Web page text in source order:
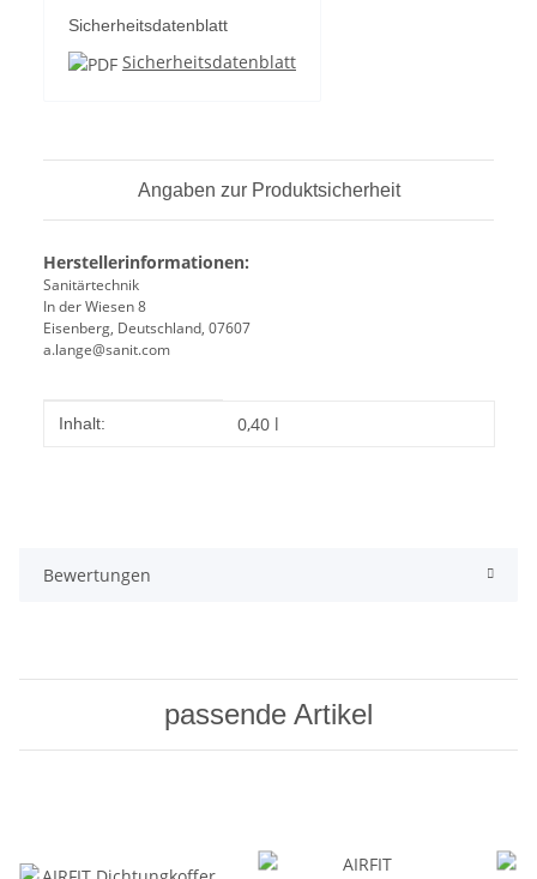
Sicherheitsdatenblatt
Sicherheitsdatenblatt
Angaben zur Produktsicherheit
Herstellerinformationen:
Sanitärtechnik
In der Wiesen 8
Eisenberg, Deutschland, 07607
a.lange@sanit.com
Produkteigenschaft
Wert
Inhalt: 0,40 l
Bewertungen
passende Artikel